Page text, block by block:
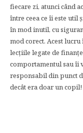
fiecare zi, atunci când
între ceea ce îi este util
în mod inutil, cu
mod corect. Acest
lecțiile legate de
comportamentul sau îi
responsabil din punct
decât era doar un copil!